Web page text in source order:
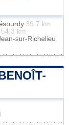
39.7 km
54.3 km
sur-Richelieu